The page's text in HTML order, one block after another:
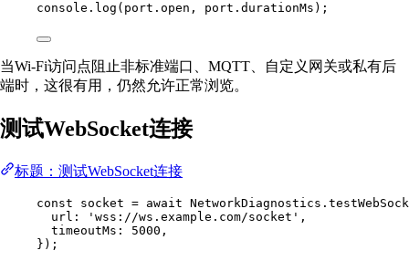
console. log (port.open, port.durationMs);
当Wi-Fi访问点阻止非标准端口、MQTT、自定义网关或私有后
端时，这很有用，仍然允许正常浏览。
测试WebSocket连接
标题：测试WebSocket连接
const socket = await NetworkDiagnostics.
url:
'wss://ws.example.com/socket' ,
timeoutMs: 5000 ,
});